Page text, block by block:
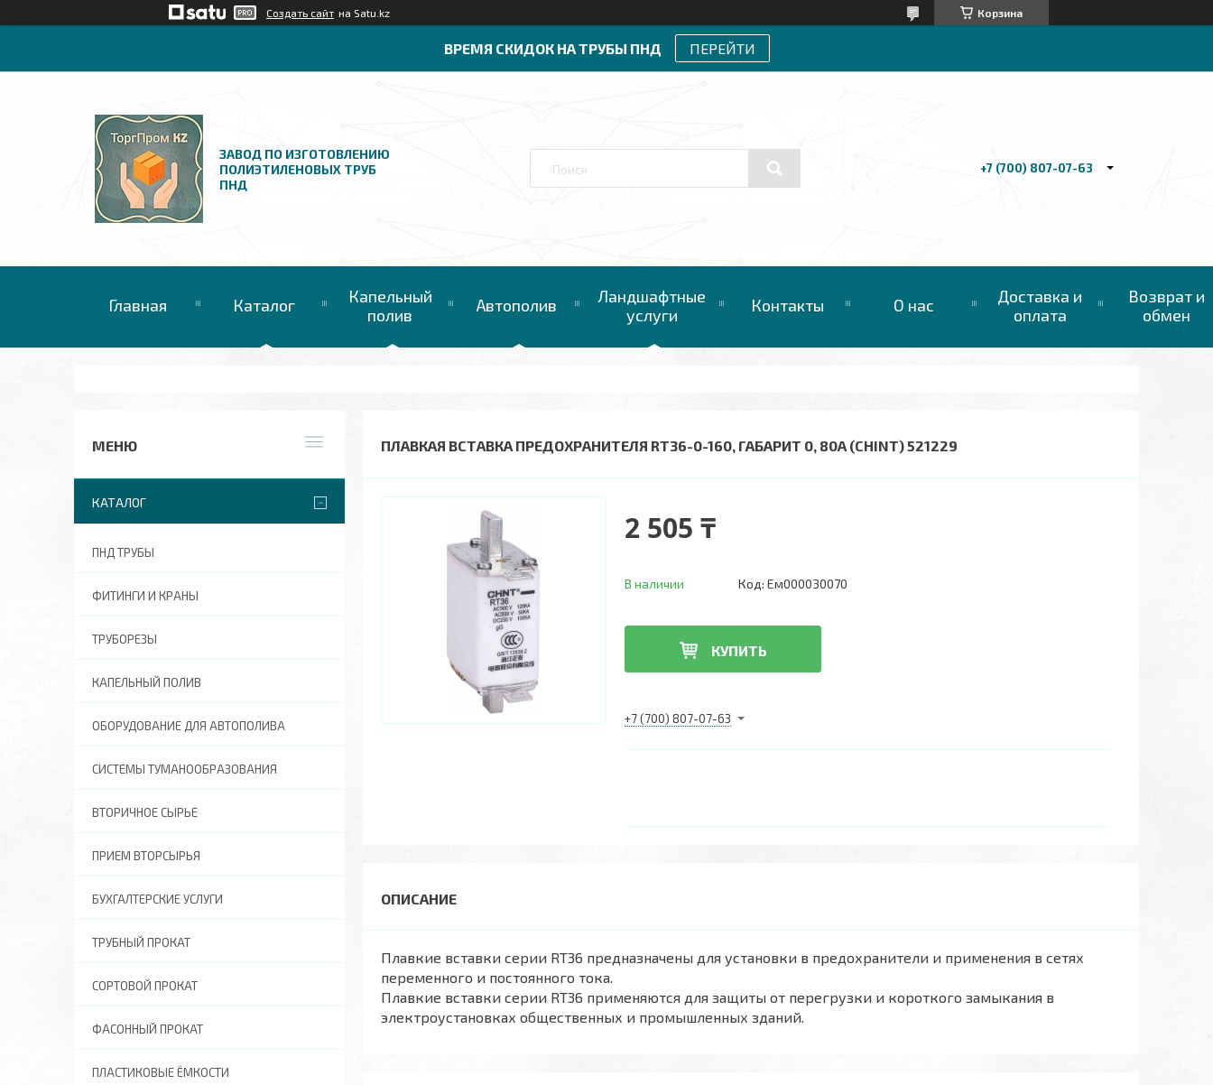
Создать сайт на Satu.kz Корзина
ВРЕМЯ СКИДОК НА ТРУБЫ ПНД ПЕРЕЙТИ
ЗАВОД ПО ИЗГОТОВЛЕНИЮ
ПОЛИЭТИЛЕНОВЫХ ТРУБ
ПНД
+7 (700) 807-07-63
Главная Каталог
Капельный
полив
Автополив
Ландшафтные
услуги
Контакты О нас
Доставка и
оплата
Возврат и
обмен
ПЛАВКАЯ ВСТАВКА ПРЕДОХРАНИТЕЛЯ RT36-0-160, ГАБАРИТ 0, 80А (CHINT) 521229
2 505 ₸
В наличии Код: Ем000030070
КУПИТЬ
+7 (700) 807-07-63
Плавкие вставки серии RT36 предназначены для установки в предохранители и применения в сетях
переменного и постоянного тока.
Плавкие вставки серии RT36 применяются для защиты от перегрузки и короткого замыкания в
электроустановках общественных и промышленных зданий.
КАТАЛОГ
ПНД ТРУБЫ
ФИТИНГИ И КРАНЫ
ТРУБОРЕЗЫ
КАПЕЛЬНЫЙ ПОЛИВ
ОБОРУДОВАНИЕ ДЛЯ АВТОПОЛИВА
СИСТЕМЫ ТУМАНООБРАЗОВАНИЯ
ВТОРИЧНОЕ СЫРЬЕ
ПРИЕМ ВТОРСЫРЬЯ
БУХГАЛТЕРСКИЕ УСЛУГИ
ТРУБНЫЙ ПРОКАТ
СОРТОВОЙ ПРОКАТ
ФАСОННЫЙ ПРОКАТ
ПЛАСТИКОВЫЕ ЁМКОСТИ